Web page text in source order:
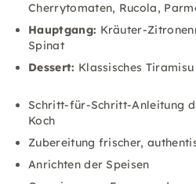
Cherrytomaten, Rucola,
Hauptgang: Kräuter-
Spinat
Dessert: Klassisches Tiramisu
Schritt-für-Schritt-Anleitung
Koch
Zubereitung frischer,
Anrichten der Speisen